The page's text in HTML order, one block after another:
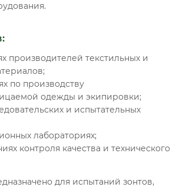
производителей текстильных и
по производству
одежды и экипировки;
и испытательных
лабораториях;
контроля качества и технического
для испытаний зонтов,